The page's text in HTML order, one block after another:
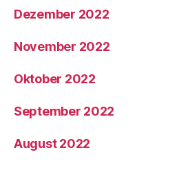
Dezember 2022
November 2022
Oktober 2022
September 2022
August 2022